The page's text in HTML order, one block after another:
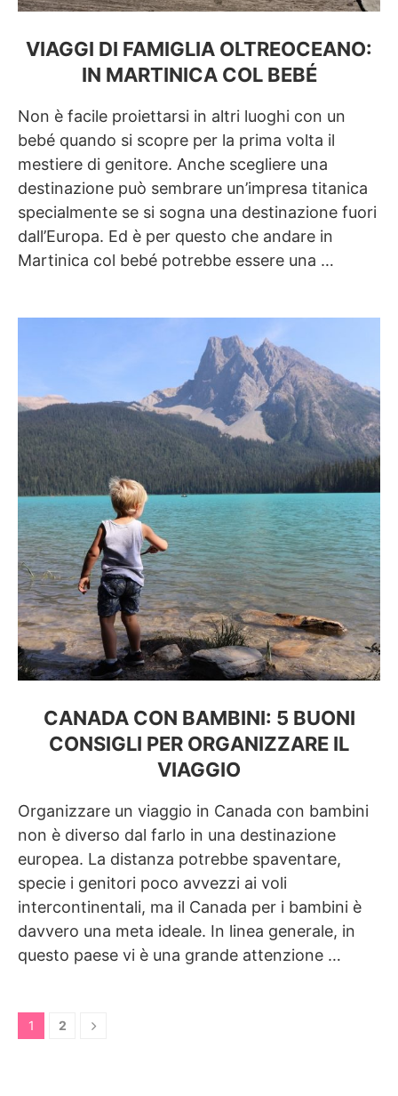
VIAGGI DI FAMIGLIA OLTREOCEANO:
IN MARTINICA COL BEBÉ
Non è facile proiettarsi in altri luoghi con un
bebé quando si scopre per la prima volta il
mestiere di genitore. Anche scegliere una
destinazione può sembrare un’impresa titanica
specialmente se si sogna una destinazione fuori
dall’Europa. Ed è per questo che andare in
Martinica col bebé potrebbe essere una …
CANADA CON BAMBINI: 5 BUONI
CONSIGLI PER ORGANIZZARE IL
VIAGGIO
Organizzare un viaggio in Canada con bambini
non è diverso dal farlo in una destinazione
europea. La distanza potrebbe spaventare,
specie i genitori poco avvezzi ai voli
intercontinentali, ma il Canada per i bambini è
davvero una meta ideale. In linea generale, in
questo paese vi è una grande attenzione …
1 2